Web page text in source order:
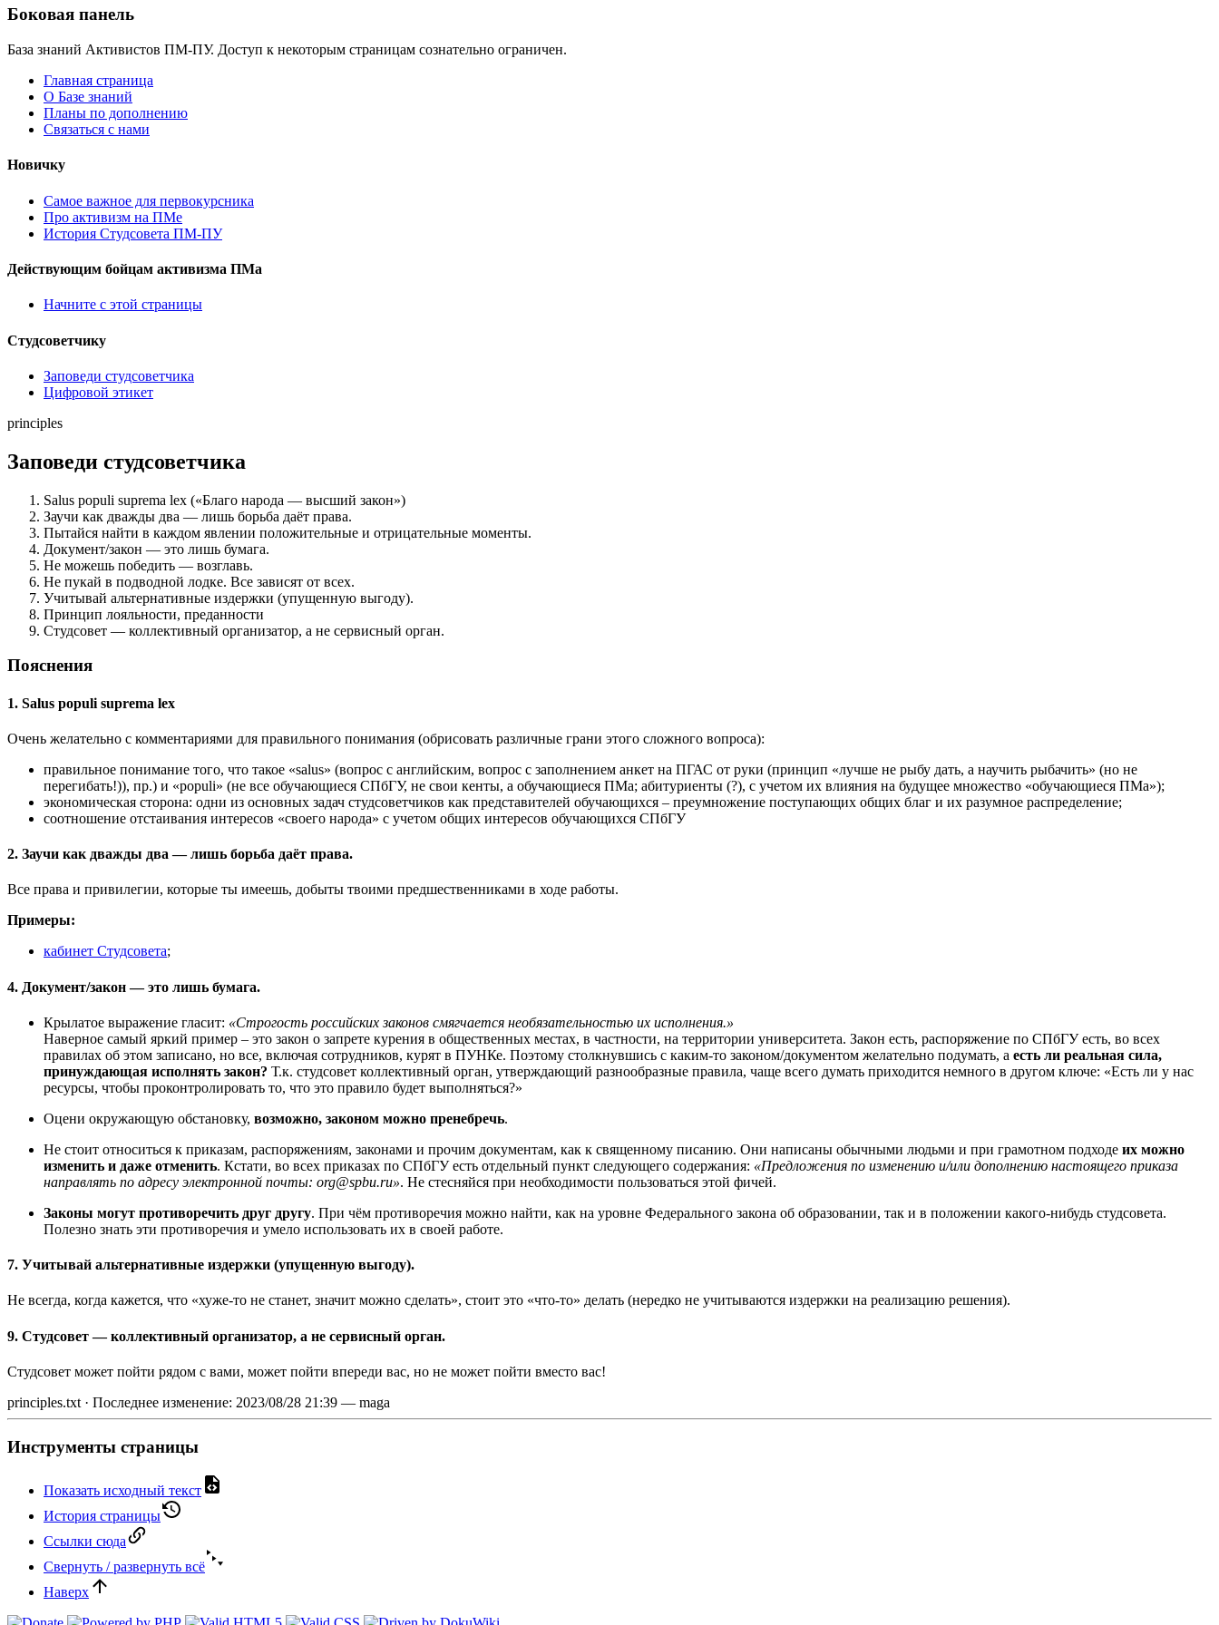
Боковая панель
База знаний Активистов ПМ-ПУ. Доступ к некоторым страницам сознательно ограничен.
Главная страница
О Базе знаний
Планы по дополнению
Связаться с нами
Новичку
Самое важное для первокурсника
Про активизм на ПМе
История Студсовета ПМ-ПУ
Действующим бойцам активизма ПМа
Начните с этой страницы
Студсоветчику
Заповеди студсоветчика
Цифровой этикет
principles
Заповеди студсоветчика
Salus populi suprema lex («Благо народа — высший закон»)
Заучи как дважды два — лишь борьба даёт права.
Пытайся найти в каждом явлении положительные и отрицательные моменты.
Документ/закон — это лишь бумага.
Не можешь победить — возглавь.
Не пукай в подводной лодке. Все зависят от всех.
Учитывай альтернативные издержки (упущенную выгоду).
Принцип лояльности, преданности
Студсовет — коллективный организатор, а не сервисный орган.
Пояснения
1. Salus populi suprema lex
Очень желательно с комментариями для правильного понимания (обрисовать различные грани этого сложного вопроса):
правильное понимание того, что такое «salus» (вопрос с английским, вопрос с заполнением анкет на ПГАС от руки (принцип «лучше не рыбу дать, а научить рыбачить» (но не
перегибать!)), пр.) и «populi» (не все обучающиеся СПбГУ, не свои кенты, а обучающиеся ПМа; абитуриенты (?), с учетом их влияния на будущее множество «обучающиеся ПМа»);
экономическая сторона: одни из основных задач студсоветчиков как представителей обучающихся – преумножение поступающих общих благ и их разумное распределение;
соотношение отстаивания интересов «своего народа» с учетом общих интересов обучающихся СПбГУ
2. Заучи как дважды два — лишь борьба даёт права.
Все права и привилегии, которые ты имеешь, добыты твоими предшественниками в ходе работы.
Примеры:
кабинет Студсовета;
4. Документ/закон — это лишь бумага.
Крылатое выражение гласит: «Строгость российских законов смягчается необязательностью их исполнения.»
Наверное самый яркий пример – это закон о запрете курения в общественных местах, в частности, на территории университета. Закон есть, распоряжение по СПбГУ есть, во всех
правилах об этом записано, но все, включая сотрудников, курят в ПУНКе. Поэтому столкнувшись с каким-то законом/документом желательно подумать, а есть ли реальная сила,
принуждающая исполнять закон? Т.к. студсовет коллективный орган, утверждающий разнообразные правила, чаще всего думать приходится немного в другом ключе: «Есть ли у нас
ресурсы, чтобы проконтролировать то, что это правило будет выполняться?»
Оцени окружающую обстановку, возможно, законом можно пренебречь.
Не стоит относиться к приказам, распоряжениям, законами и прочим документам, как к священному писанию. Они написаны обычными людьми и при грамотном подходе их можно
изменить и даже отменить. Кстати, во всех приказах по СПбГУ есть отдельный пункт следующего содержания: «Предложения по изменению и/или дополнению настоящего приказа
направлять по адресу электронной почты: org@spbu.ru». Не стесняйся при необходимости пользоваться этой фичей.
Законы могут противоречить друг другу. При чём противоречия можно найти, как на уровне Федерального закона об образовании, так и в положении какого-нибудь студсовета.
Полезно знать эти противоречия и умело использовать их в своей работе.
7. Учитывай альтернативные издержки (упущенную выгоду).
Не всегда, когда кажется, что «хуже-то не станет, значит можно сделать», стоит это «что-то» делать (нередко не учитываются издержки на реализацию решения).
9. Студсовет — коллективный организатор, а не сервисный орган.
Студсовет может пойти рядом с вами, может пойти впереди вас, но не может пойти вместо вас!
principles.txt · Последнее изменение: 2023/08/28 21:39 — maga
Инструменты страницы
Показать исходный текст
История страницы
Ссылки сюда
Свернуть / развернуть всё
Наверх